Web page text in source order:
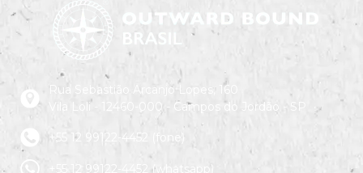
Rua Sebastião Arcanjo Lopes, 160
Vila Loli - 12460-000 - Campos do Jordão - SP
+55 12 99122-4452 (fone)
+55 12 99122-4452 (whatsapp)